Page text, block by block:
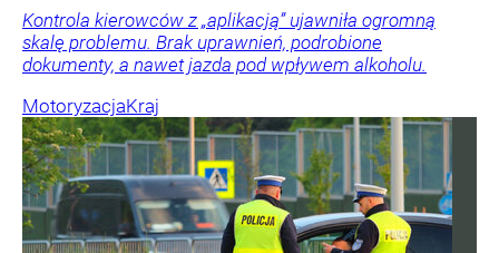
Kontrola kierowców z „aplikacją” ujawniła ogromną
skalę problemu. Brak uprawnień, podrobione
dokumenty, a nawet jazda pod wpływem alkoholu.
MotoryzacjaKraj